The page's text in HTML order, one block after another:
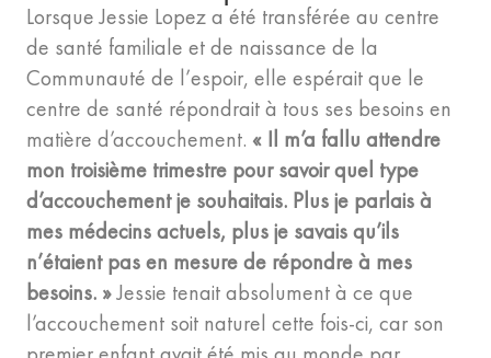
Lorsque Jessie Lopez a été transférée au centre
de santé familiale et de naissance de la
Communauté de l’espoir, elle espérait que le
centre de santé répondrait à tous ses besoins en
matière d’accouchement. « Il m’a fallu attendre
mon troisième trimestre pour savoir quel type
d’accouchement je souhaitais. Plus je parlais à
mes médecins actuels, plus je savais qu’ils
n’étaient pas en mesure de répondre à mes
besoins. »Jessie tenait absolument à ce que
l’accouchement soit naturel cette fois-ci, car son